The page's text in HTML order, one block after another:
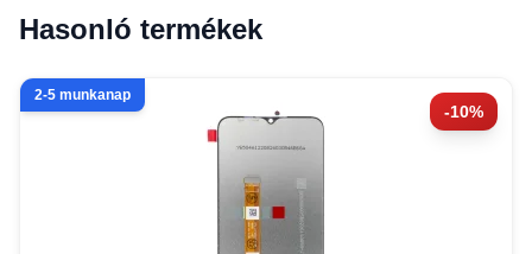
Hasonló termékek
-10%
2-5 munkanap